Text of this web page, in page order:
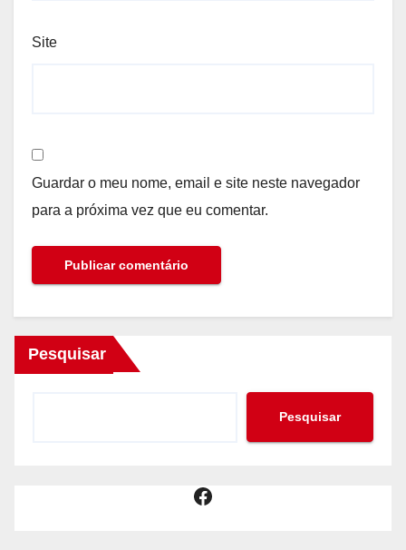
Site
Guardar o meu nome, email e site neste navegador
para a próxima vez que eu comentar.
Pesquisar
Pesquisar
Facebook